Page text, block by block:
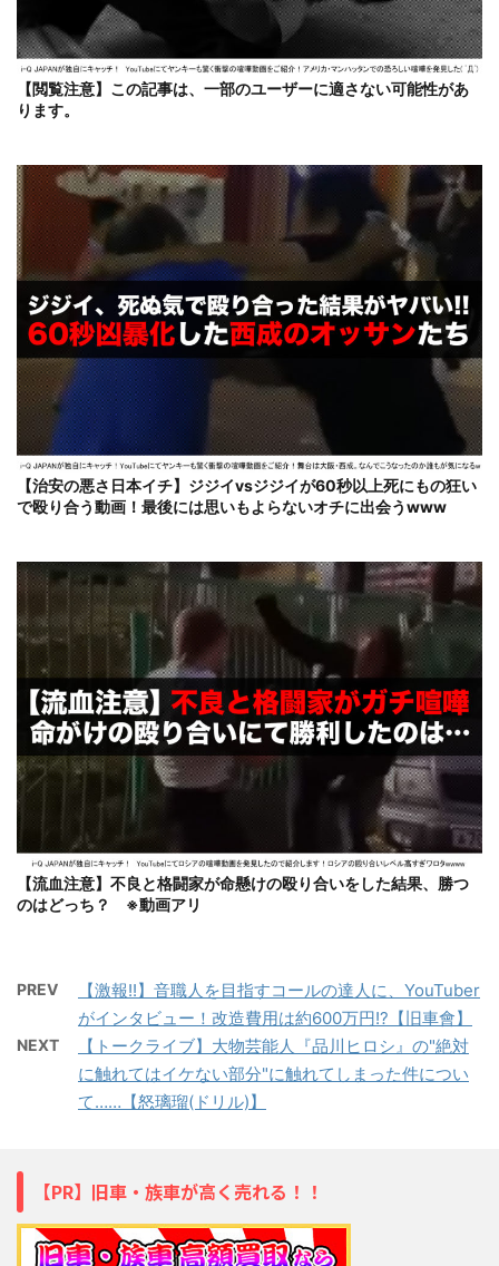
【閲覧注意】この記事は、一部のユーザーに適さない可能性があ
ります。
【治安の悪さ日本イチ】ジジイvsジジイが60秒以上死にもの狂い
で殴り合う動画！最後には思いもよらないオチに出会うwww
【流血注意】不良と格闘家が命懸けの殴り合いをした結果、勝つ
のはどっち？ ※動画アリ
PREV
【激報!!】音職人を目指すコールの達人に、YouTuber
がインタビュー！改造費用は約600万円!?【旧車會】
NEXT
【トークライブ】大物芸能人『品川ヒロシ』の"絶対
に触れてはイケない部分"に触れてしまった件につい
て……【怒璃瑠(ドリル)】
【PR】旧車・族車が高く売れる！！